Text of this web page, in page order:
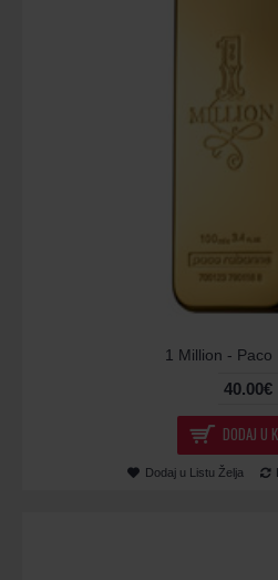
1 Million - Paco
40.00€
DODAJ U
Dodaj u Listu Želja